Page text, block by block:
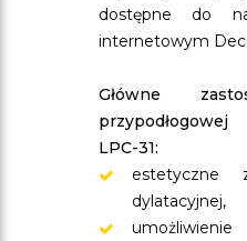
dostępne do
internetowym
Główne
LPC-31:
estetyczne
dylatacyjnej,